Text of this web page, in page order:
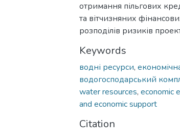
отримання пільгових
та вітчизняних
розподілів ризиків
Keywords
водні ресурси,
водогосподарський
water resources, economic
and economic support
Citation